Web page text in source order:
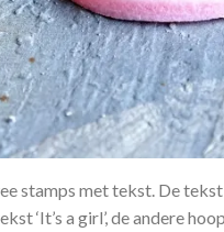
met tekst. De tekst
‘It’s a girl’, de andere